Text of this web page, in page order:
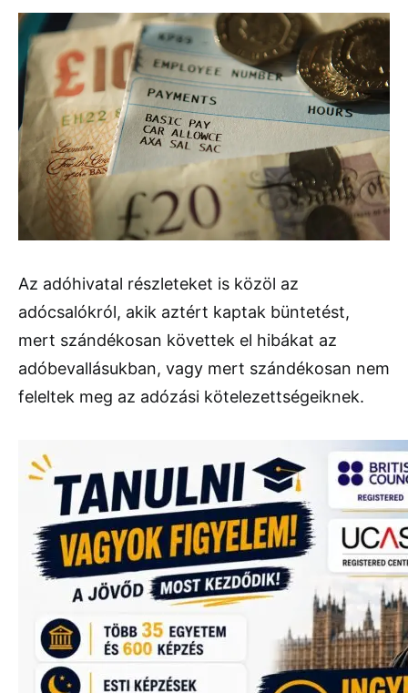
Az adóhivatal részleteket is közöl az
adócsalókról, akik aztért kaptak büntetést,
mert szándékosan követtek el hibákat az
adóbevallásukban, vagy mert szándékosan nem
feleltek meg az adózási kötelezettségeiknek.